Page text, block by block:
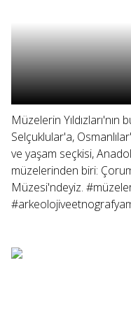
Müzelerin
Selçuklular'a,
ve yaşam seçkisi,
müzelerinden biri:
Müzesi'ndeyiz.